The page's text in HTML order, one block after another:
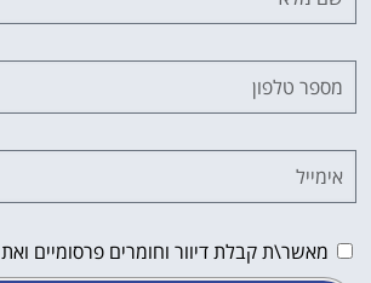
מאשר\ת קבלת דיוור וחומרים פרסומיים ואת